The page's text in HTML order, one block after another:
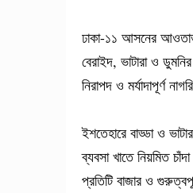
ঢাকা-১১ আসনের
বেরাইদ, ভাটারা ও
নিরাপদ ও মর্যাদাপূর্ণ
ইশতেহারে বাড্ডা ও
ব্যবসা খাতে নিয়মিত
প্রতিটি বাজার ও